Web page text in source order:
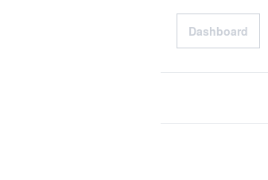
Dashboard